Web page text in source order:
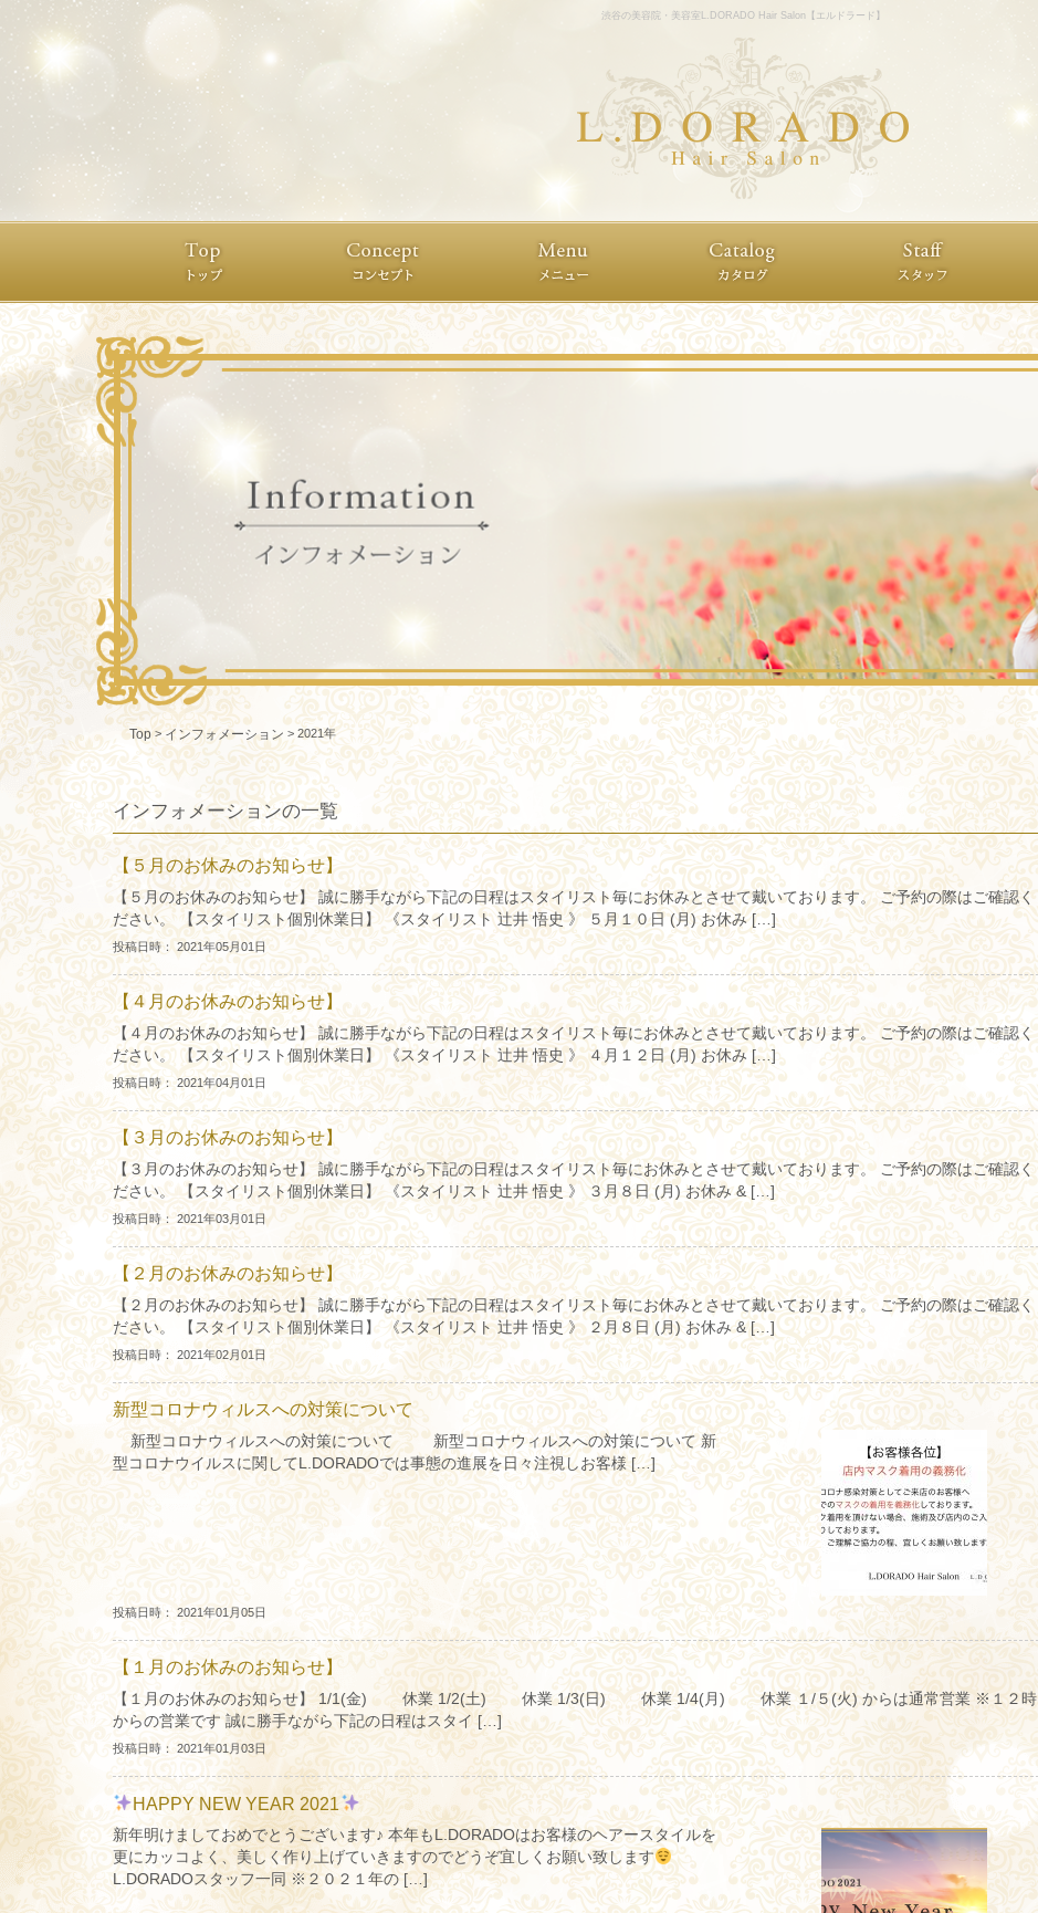
渋谷の美容院・美容室L.DORADO Hair Salon【エルドラード】
Top > インフォメーション > 2021年
インフォメーションの一覧
【５月のお休みのお知らせ】
【５月のお休みのお知らせ】 誠に勝手ながら下記の日程はスタイリスト毎にお休みとさせて戴いております。 ご予約の際はご確認く
ださい。 【スタイリスト個別休業日】 《スタイリスト 辻井 悟史 》 ５月１０日 (月) お休み […]
投稿日時： 2021年05月01日
【４月のお休みのお知らせ】
【４月のお休みのお知らせ】 誠に勝手ながら下記の日程はスタイリスト毎にお休みとさせて戴いております。 ご予約の際はご確認く
ださい。 【スタイリスト個別休業日】 《スタイリスト 辻井 悟史 》 ４月１２日 (月) お休み […]
投稿日時： 2021年04月01日
【３月のお休みのお知らせ】
【３月のお休みのお知らせ】 誠に勝手ながら下記の日程はスタイリスト毎にお休みとさせて戴いております。 ご予約の際はご確認く
ださい。 【スタイリスト個別休業日】 《スタイリスト 辻井 悟史 》 ３月８日 (月) お休み & […]
投稿日時： 2021年03月01日
【２月のお休みのお知らせ】
【２月のお休みのお知らせ】 誠に勝手ながら下記の日程はスタイリスト毎にお休みとさせて戴いております。 ご予約の際はご確認く
ださい。 【スタイリスト個別休業日】 《スタイリスト 辻井 悟史 》 ２月８日 (月) お休み & […]
投稿日時： 2021年02月01日
新型コロナウィルスへの対策について
新型コロナウィルスへの対策について 新型コロナウィルスへの対策について 新
型コロナウイルスに関してL.DORADOでは事態の進展を日々注視しお客様 […]
投稿日時： 2021年01月05日
【１月のお休みのお知らせ】
【１月のお休みのお知らせ】 1/1(金) 休業 1/2(土) 休業 1/3(日) 休業 1/4(月) 休業 １/５(火) からは通常営業 ※１２時
からの営業です 誠に勝手ながら下記の日程はスタイ […]
投稿日時： 2021年01月03日
HAPPY NEW YEAR 2021
新年明けましておめでとうございます♪ 本年もL.DORADOはお客様のヘアースタイルを
更にカッコよく、美しく作り上げていきますのでどうぞ宜しくお願い致します
L.DORADOスタッフ一同 ※２０２１年の […]